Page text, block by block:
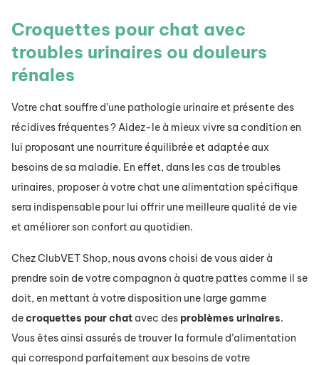
Croquettes pour chat avec
troubles urinaires ou douleurs
rénales
Votre chat souffre d’une pathologie urinaire et présente des
récidives fréquentes ? Aidez-le à mieux vivre sa condition en
lui proposant une nourriture équilibrée et adaptée aux
besoins de sa maladie. En effet, dans les cas de troubles
urinaires, proposer à votre chat une alimentation spécifique
sera indispensable pour lui offrir une meilleure qualité de vie
et améliorer son confort au quotidien.
Chez ClubVET Shop, nous avons choisi de vous aider à
prendre soin de votre compagnon à quatre pattes comme il se
doit, en mettant à votre disposition une large gamme
decroquettes pourchat avec des problèmes urinaires.
Vous êtes ainsi assurés de trouver la formule d’alimentation
qui correspond parfaitement aux besoins de votre